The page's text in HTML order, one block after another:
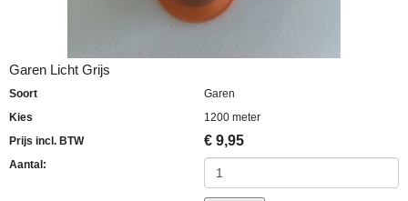
Garen Licht Grijs
Soort
Garen
Kies
1200 meter
Prijs incl. BTW
€ 9,95
Aantal: